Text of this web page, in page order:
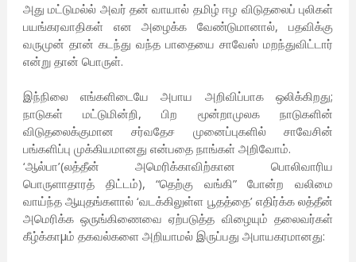
அது மட்டுமல்ல் அவர் தன் வாயால் தமிழ் ஈழ விடுதலைப் புலிகள்
பயங்கரவாதிகள் என அழைக்க வேண்டுமானால், பதவிக்கு
வருமுன் தான் கடந்து வந்த பாதையை சாவேஸ் மறந்துவிட்டார்
என்று தான் பொருள்.
இந்நிலை எங்களிடையே அபாய அறிவிப்பாக ஒலிக்கிறது;
நாடுகள் மட்டுமின்றி, பிற மூன்றாமுலக நாடுகளின்
விடுதலைக்குமான சர்வதேச முனைப்புகளில் சாவேசின்
பங்களிப்பு முக்கியமானது என்பதை நாங்கள் அறிவோம்.
‘ஆல்பா’(லத்தீன் அமெரிக்காவிற்கான பொலிவாரிய
பொருளாதாரத் திட்டம்), “தெற்கு வங்கி” போன்ற வலிமை
வாய்ந்த ஆயுதங்களால் ‘வடக்கிலுள்ள பூதத்தை’ எதிர்க்க லத்தீன்
அமெரிக்க ஒருங்கிணைவை ஏற்படுத்த விழையும் தலைவர்கள்
கீழ்க்காμம் தகவல்களை அறியாமல் இருப்பது அபாயகரமானது: